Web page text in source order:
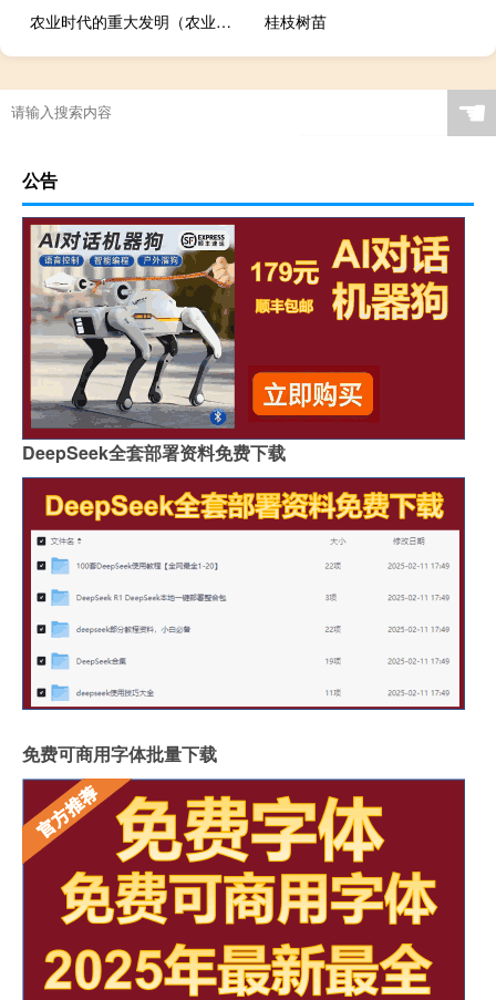
农业时代的重大发明（农业时代） 桂枝树苗
☚
公告
DeepSeek全套部署资料免费下载
免费可商用字体批量下载